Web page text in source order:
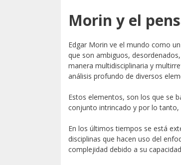
Morin y el
Edgar Morin ve el mundo como
que son ambiguos,
manera multidisciplinaria y
análisis profundo de diversos
Estos elementos, son los que se
conjunto intrincado y por lo
En los últimos tiempos se está
disciplinas que hacen uso del
complejidad debido a su